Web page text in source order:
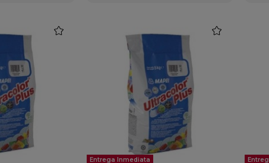
favorite
Entrega Inmediata